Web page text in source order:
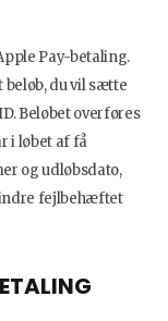
Pay-betaling.
beløb, du vil sætte
Beløbet overføres
i løbet af få
og udløbsdato,
fejlbehæftet